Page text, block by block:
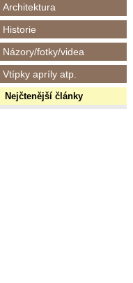
Architektura
Historie
Názory/fotky/videa
Vtípky apríly atp.
Nejčtenější články